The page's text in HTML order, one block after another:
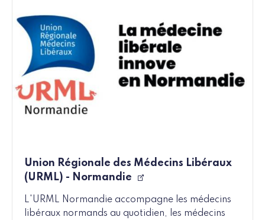
Union Régionale des Médecins Libéraux
(URML) - Normandie
L'URML Normandie accompagne les médecins
libéraux normands au quotidien, les médecins